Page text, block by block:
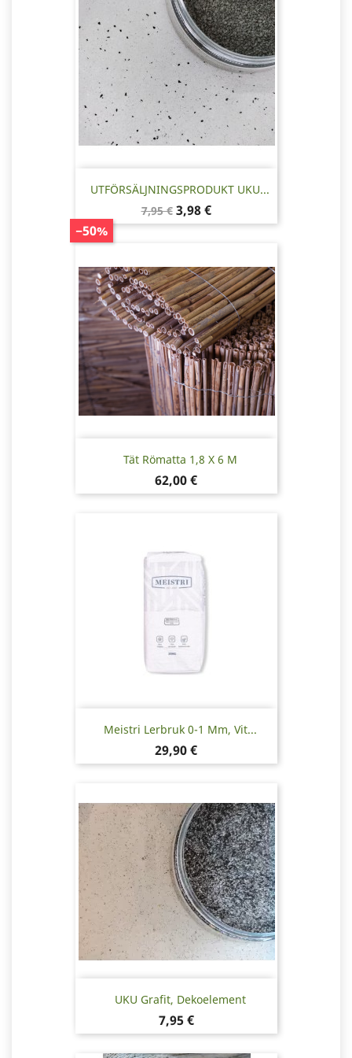
UTFÖRSÄLJNINGSPRODUKT UKU...
Baspris
7,95 €
−50%
Pris
3,98 €
Tät Römatta 1,8 X 6 M
Pris
62,00 €
Meistri Lerbruk 0-1 Mm, Vit...
Pris
29,90 €
UKU Grafit, Dekoelement
Pris
7,95 €